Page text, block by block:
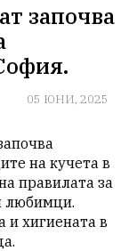
започва
05 ЮНИ, 2025
на кучета в
правилата за
любимци.
и хигиената в